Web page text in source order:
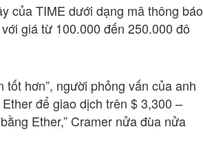
của TIME dưới dạng mã thông báo
giá từ 100.000 đến 250.000 đô
hơn”, người phỏng vấn của anh
để giao dịch trên $ 3,300 –
Ether,” Cramer nửa đùa nửa